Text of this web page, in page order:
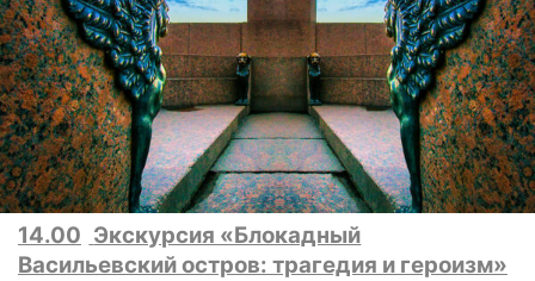
14.00 Экскурсия «Блокадный
Васильевский остров: трагедия и героизм»